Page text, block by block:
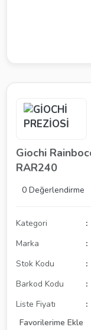
Giochi
RAR240
0 Değerlendirme
Kategori
Marka
Stok Kodu
Barkod Kodu
Liste Fiyatı